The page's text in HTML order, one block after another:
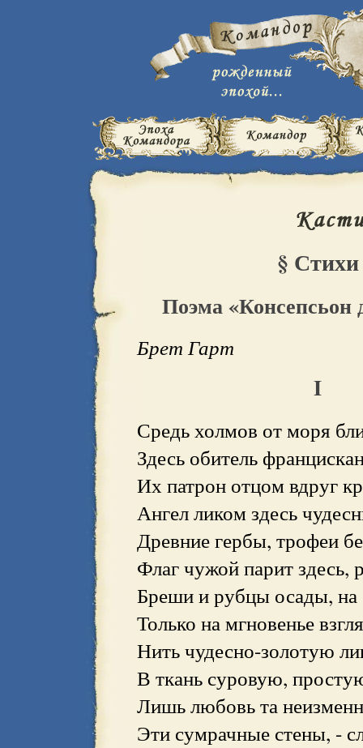
§ Стихи
Поэма «Консепсьон
Брет Гарт
I
Средь холмов от моря
Здесь обитель
Их патрон отцом вдруг
Ангел ликом здесь
Древние гербы, трофеи
Флаг чужой парит здесь,
Бреши и рубцы осады, на
Только на мгновенье
Нить чудесно-золотую
В ткань суровую,
Лишь любовь та
Эти сумрачные стены, -